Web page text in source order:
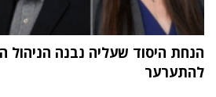
הנחת היסוד שעליה נבנה הניהול
להתערער